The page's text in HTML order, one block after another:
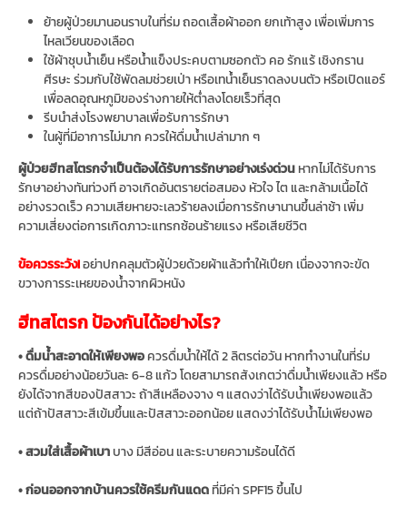
ย้ายผู้ป่วยมานอนราบในที่ร่ม ถอดเสื้อผ้าออก ยกเท้าสูง เพื่อเพิ่มการ
ไหลเวียนของเลือด
ใช้ผ้าชุบน้ำเย็น หรือน้ำแข็งประคบตามซอกตัว คอ รักแร้ เชิงกราน
ศีรษะ ร่วมกับใช้พัดลมช่วยเป่า หรือเทน้ำเย็นราดลงบนตัว หรือเปิดแอร์
เพื่อลดอุณหภูมิของร่างกายให้ต่ำลงโดยเร็วที่สุด
รีบนำส่งโรงพยาบาลเพื่อรับการรักษา
ในผู้ที่มีอาการไม่มาก ควรให้ดื่มน้ำเปล่ามาก ๆ
ผู้ป่วยฮีทสโตรกจำเป็นต้องได้รับการรักษาอย่างเร่งด่วน หากไม่ได้รับการ
รักษาอย่างทันท่วงที อาจเกิดอันตรายต่อสมอง หัวใจ ไต และกล้ามเนื้อได้
อย่างรวดเร็ว ความเสียหายจะเลวร้ายลงเมื่อการรักษานานขึ้นล่าช้า เพิ่ม
ความเสี่ยงต่อการเกิดภาวะแทรกซ้อนร้ายแรง หรือเสียชีวิต
ข้อควรระวัง!อย่าปกคลุมตัวผู้ป่วยด้วยผ้าแล้วทำให้เปียก เนื่องจากจะขัด
ขวางการระเหยของน้ำจากผิวหนัง
ฮีทสโตรก ป้องกันได้อย่างไร?
• ดื่มน้ำสะอาดให้เพียงพอ ควรดื่มน้ำให้ได้ 2 ลิตรต่อวัน หากทำงานในที่ร่ม
ควรดื่มอย่างน้อยวันละ 6-8 แก้ว โดยสามารถสังเกตว่าดื่มน้ำเพียงแล้ว หรือ
ยังได้จากสีของปัสสาวะ ถ้าสีเหลืองจาง ๆ แสดงว่าได้รับน้ำเพียงพอแล้ว
แต่ถ้าปัสสาวะสีเข้มขึ้นและปัสสาวะออกน้อย แสดงว่าได้รับน้ำไม่เพียงพอ
• สวมใส่เสื้อผ้าเบา บาง มีสีอ่อน และระบายความร้อนได้ดี
• ก่อนออกจากบ้านควรใช้ครีมกันแดด ที่มีค่า SPF15 ขึ้นไป